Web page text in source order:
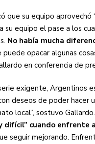
que su equipo aprovechó
equipo el pase a los
No había mucha
opacar algunas
en conferencia de
exigente, Argentinos
deseos de poder hacer
local”, sostuvo
difícil” cuando enfrente
seguir mejorando.